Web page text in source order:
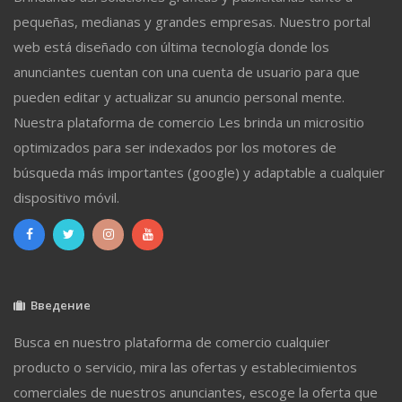
pequeñas, medianas y grandes empresas. Nuestro portal
web está diseñado con última tecnología donde los
anunciantes cuentan con una cuenta de usuario para que
pueden editar y actualizar su anuncio personal mente.
Nuestra plataforma de comercio Les brinda un micrositio
optimizados para ser indexados por los motores de
búsqueda más importantes (google) y adaptable a cualquier
dispositivo móvil.
Введение
Busca en nuestro plataforma de comercio cualquier
producto o servicio, mira las ofertas y establecimientos
comerciales de nuestros anunciantes, escoge la oferta que